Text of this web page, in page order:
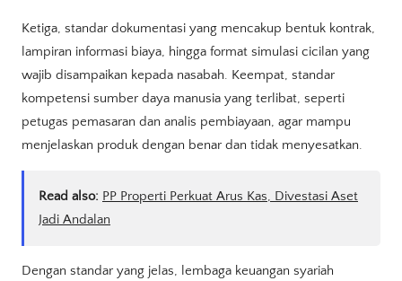
Ketiga, standar dokumentasi yang mencakup bentuk kontrak,
lampiran informasi biaya, hingga format simulasi cicilan yang
wajib disampaikan kepada nasabah. Keempat, standar
kompetensi sumber daya manusia yang terlibat, seperti
petugas pemasaran dan analis pembiayaan, agar mampu
menjelaskan produk dengan benar dan tidak menyesatkan.
Read also: PP Properti Perkuat Arus Kas, Divestasi Aset
Jadi Andalan
Dengan standar yang jelas, lembaga keuangan syariah